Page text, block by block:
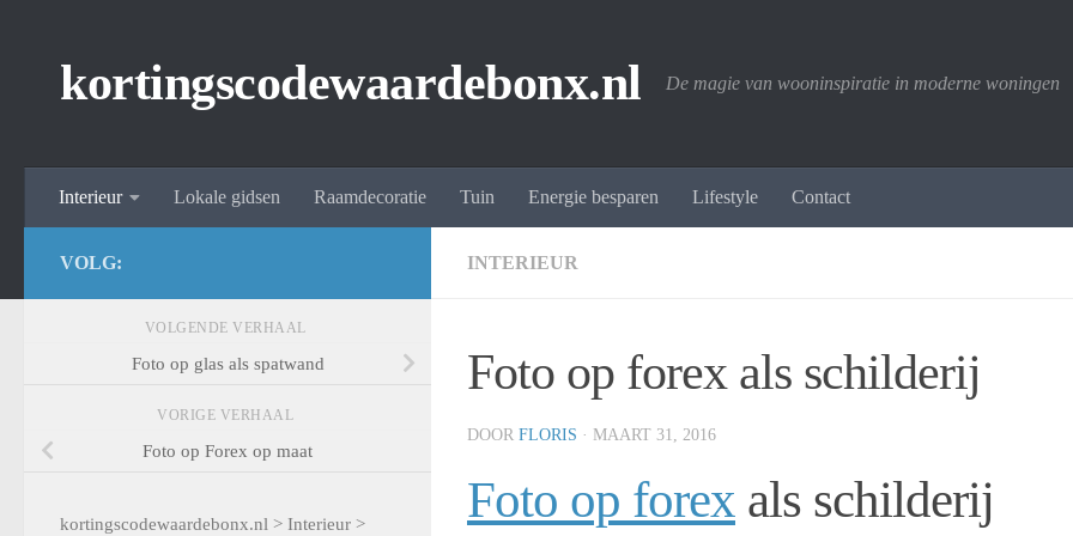
kortingscodewaardebonx.nl De magie van wooninspiratie in moderne woningen
Interieur Lokale gidsen Raamdecoratie Tuin Energie besparen Lifestyle Contact
INTERIEUR
Foto op forex als schilderij
DOOR FLORIS · MAART 31, 2016
Foto op forex als schilderij
VOLG:
VOLGENDE VERHAAL
Foto op glas als spatwand
VORIGE VERHAAL
Foto op Forex op maat
kortingscodewaardebonx.nl > Interieur >